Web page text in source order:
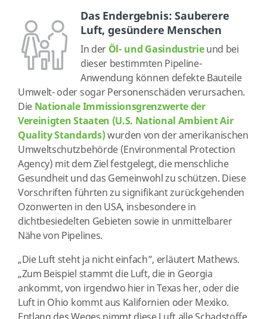
Das Endergebnis: Sauberere
Luft, gesündere Menschen
In der Öl- und Gasindustrieund bei
dieser bestimmten Pipeline-
Anwendung können defekte Bauteile
Umwelt- oder sogar Personenschäden verursachen.
Die Nationale Immissionsgrenzwerte der
Vereinigten Staaten (U.S. National Ambient Air
Quality Standards)wurden von der amerikanischen
Umweltschutzbehörde (Environmental Protection
Agency) mit dem Ziel festgelegt, die menschliche
Gesundheit und das Gemeinwohl zu schützen. Diese
Vorschriften führten zu signifikant zurückgehenden
Ozonwerten in den USA, insbesondere in
dichtbesiedelten Gebieten sowie in unmittelbarer
Nähe von Pipelines.
„Die Luft steht ja nicht einfach”, erläutert Mathews.
„Zum Beispiel stammt die Luft, die in Georgia
ankommt, von irgendwo hier in Texas her, oder die
Luft in Ohio kommt aus Kalifornien oder Mexiko.